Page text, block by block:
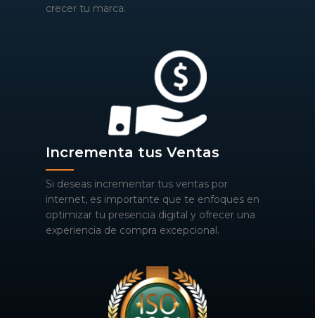
crecer tu marca.
Incrementa tus Ventas
Si deseas incrementar tus ventas por
internet, es importante que te enfoques en
optimizar tu presencia digital y ofrecer una
experiencia de compra excepcional.